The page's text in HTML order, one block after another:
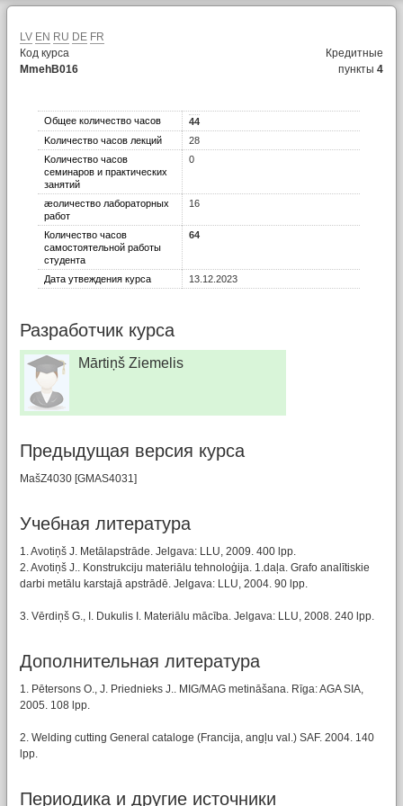
LV EN RU DE FR
Код курса
MmehB016
Кредитные
пункты4
Общее количество часов
44
Kоличество часов лекций
28
Kоличество часов
семинаров и практических
занятий
0
æоличество лабораторных
работ
16
Количество часов
самостоятельной работы
студента
64
Дата утвеждения курса 13.12.2023
Разработчик курса
Mārtiņš Ziemelis
Предыдущая версия курса
MašZ4030 [GMAS4031]
Учебная литературa
1. Avotiņš J. Metālapstrāde. Jelgava: LLU, 2009. 400 lpp.
2. Avotiņš J.. Konstrukciju materiālu tehnoloģija. 1.daļa. Grafo analītiskie
darbi metālu karstajā apstrādē. Jelgava: LLU, 2004. 90 lpp.
3. Vērdiņš G., I. Dukulis I. Materiālu mācība. Jelgava: LLU, 2008. 240 lpp.
Дополнительная литература
1. Pētersons O., J. Priednieks J.. MIG/MAG metināšana. Rīga: AGA SIA,
2005. 108 lpp.
2. Welding cutting General cataloge (Francija, angļu val.) SAF. 2004. 140
lpp.
Периодика и другие источники